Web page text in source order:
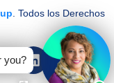
. Todos los Derechos
L
i
you?